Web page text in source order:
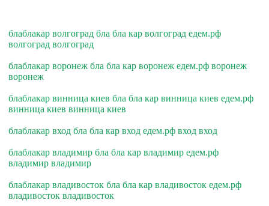
блаблакар волгоград бла бла кар волгоград едем.рф
волгоград волгоград
блаблакар воронеж бла бла кар воронеж едем.рф воронеж
воронеж
блаблакар винница киев бла бла кар винница киев едем.рф
винница киев винница киев
блаблакар вход бла бла кар вход едем.рф вход вход
блаблакар владимир бла бла кар владимир едем.рф
владимир владимир
блаблакар владивосток бла бла кар владивосток едем.рф
владивосток владивосток